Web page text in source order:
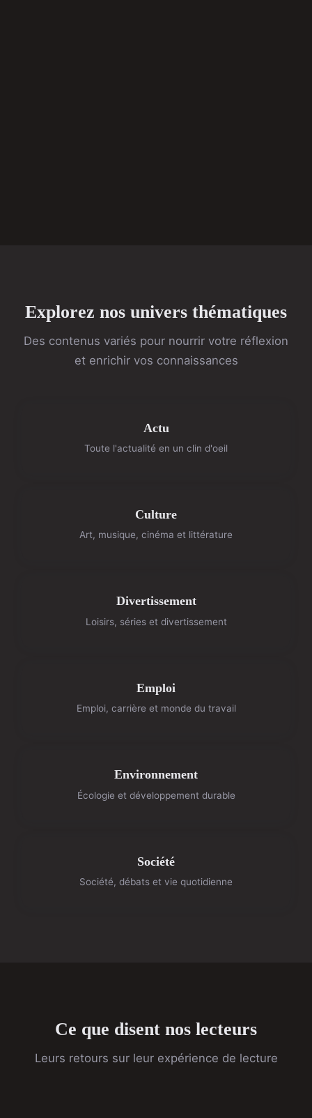
Explorez nos univers thématiques
Des contenus variés pour nourrir votre réflexion
et enrichir vos connaissances
Actu
Toute l'actualité en un clin d'oeil
Culture
Art, musique, cinéma et littérature
Divertissement
Loisirs, séries et divertissement
Emploi
Emploi, carrière et monde du travail
Environnement
Écologie et développement durable
Société
Société, débats et vie quotidienne
Ce que disent nos lecteurs
Leurs retours sur leur expérience de lecture